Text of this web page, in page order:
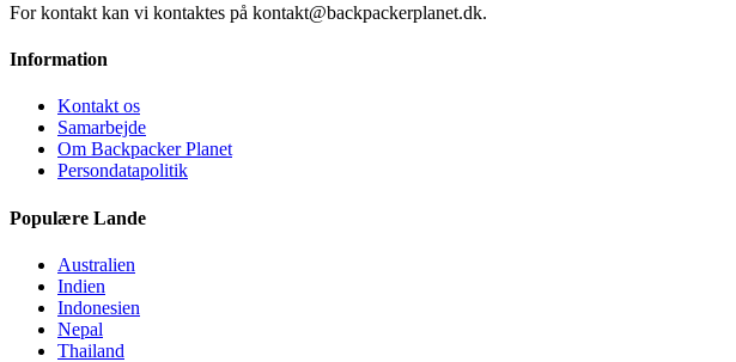
For kontakt kan vi kontaktes på kontakt@backpackerplanet.dk.
Information
Kontakt os
Samarbejde
Om Backpacker Planet
Persondatapolitik
Populære Lande
Australien
Indien
Indonesien
Nepal
Thailand